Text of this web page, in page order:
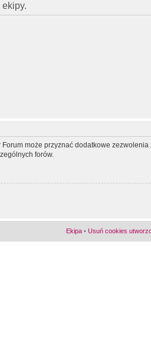
może przyznać dodatkowe
forów.
Ekipa • Usuń cookies